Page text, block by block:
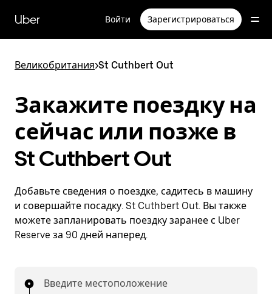
перейти
к
содержимому
Uber Войти Зарегистрироваться
Великобритания>St Cuthbert Out
Закажите поездку на
сейчас или позже в
St Cuthbert Out
Добавьте сведения о поездке, садитесь в машину
и совершайте посадку. St Cuthbert Out. Вы также
можете запланировать поездку заранее с Uber
Reserve за 90 дней наперед.
Введите местоположение